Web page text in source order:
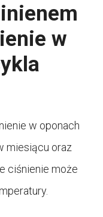
w
w oponach
miesiącu oraz
ciśnienie może